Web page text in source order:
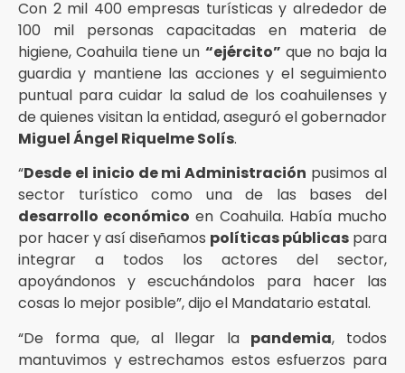
Con 2 mil 400 empresas turísticas y alrededor de
100 mil personas capacitadas en materia de
higiene, Coahuila tiene un “ejército” que no baja la
guardia y mantiene las acciones y el seguimiento
puntual para cuidar la salud de los coahuilenses y
de quienes visitan la entidad, aseguró el gobernador
Miguel Ángel Riquelme Solís.
“Desde el inicio de mi Administración pusimos al
sector turístico como una de las bases del
desarrollo económico en Coahuila. Había mucho
por hacer y así diseñamos políticas públicas para
integrar a todos los actores del sector,
apoyándonos y escuchándolos para hacer las
cosas lo mejor posible”, dijo el Mandatario estatal.
“De forma que, al llegar la pandemia, todos
mantuvimos y estrechamos estos esfuerzos para